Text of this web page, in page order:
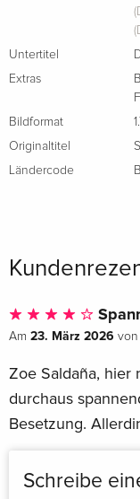
Untertitel
Extras
Bildformat
Originaltitel
Ländercode
B
Am 23. März 2026 von
Zoe Saldaña, hier
durchaus
Besetzung.
Schreibe